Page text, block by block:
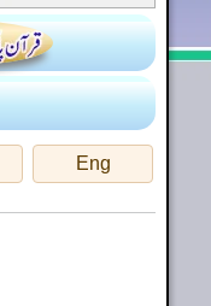
Eng